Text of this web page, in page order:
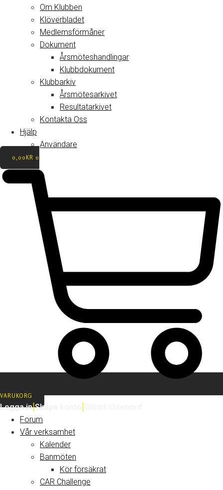
Om Klubben
Klöverbladet
Medlemsförmåner
Dokument
Årsmöteshandlingar
Klubbdokument
Klubbarkiv
Årsmötesarkivet
Resultatarkivet
Kontakta Oss
Hjälp
Användare
0,00 KR 0
VARUKORG
Logga in|Skapa konto
Forum
Vår verksamhet
Kalender
Banmöten
Kör försäkrat
CAR Challenge